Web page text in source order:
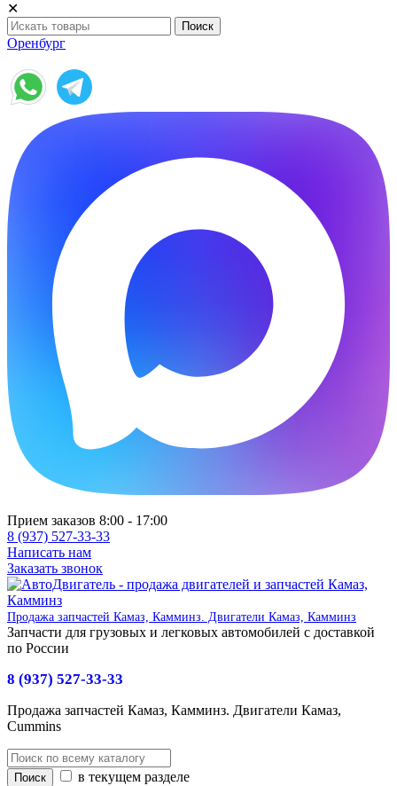
✕
Оренбург
Прием заказов 8:00 - 17:00
8 (937) 527-33-33
Написать нам
Заказать звонок
Продажа запчастей Камаз, Камминз. Двигатели Камаз, Камминз
Запчасти для грузовых и легковых автомобилей с доставкой
по России
8 (937) 527-33-33
Продажа запчастей Камаз, Камминз. Двигатели Камаз,
Cummins
в текущем разделе